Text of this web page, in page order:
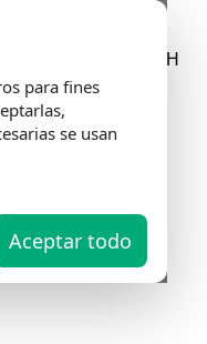
para fines
se usan
Aceptar todo
75€ | Entrega en 24H